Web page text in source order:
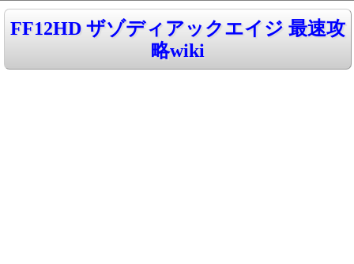
FF12HD ザゾディアックエイジ 最速攻
略wiki